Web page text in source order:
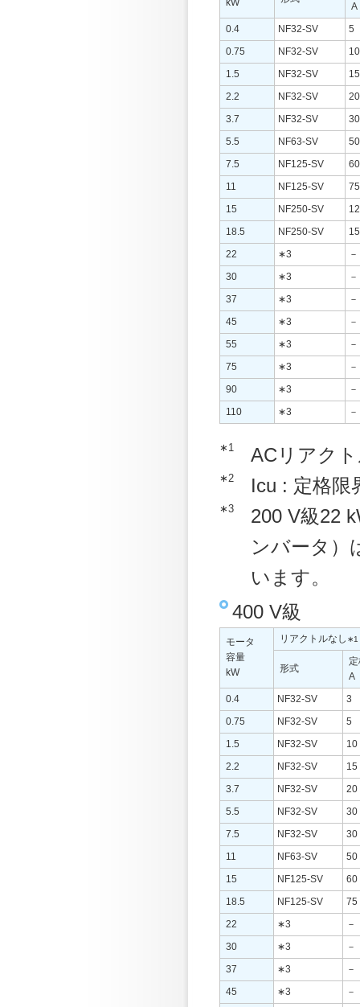
A
0.4
NF32-SV
5
0.75
NF32-SV
10
1.5
NF32-SV
15
2.2
NF32-SV
20
3.7
NF32-SV
30
5.5
NF63-SV
50
7.5
NF125-SV
60
11
NF125-SV
75
15
NF250-SV
18.5
NF250-SV
22
∗3
－
30
∗3
－
37
∗3
－
45
∗3
－
55
∗3
－
75
∗3
－
90
∗3
－
110
∗3 －
∗1 ACリアク
∗2 Icu : 定格限
∗3
200 V級22
ンバータ）
います。
400 V級
モータ
容量
kW
リアクトルなし ∗1
形式
A
0.4
NF32-SV
3
0.75
NF32-SV
5
1.5
NF32-SV
10
2.2
NF32-SV
15
3.7
NF32-SV
20
5.5
NF32-SV
30
7.5
NF32-SV
30
11
NF63-SV
50
15
NF125-SV
60
18.5
NF125-SV
75
22
∗3
－
30
∗3
－
37
∗3
－
45
∗3
－